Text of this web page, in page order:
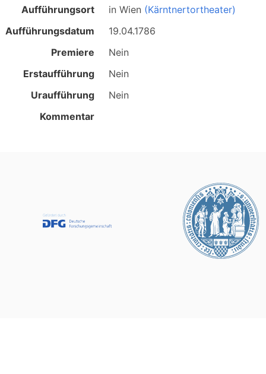
Aufführungsort
inWien (Kärntnertortheater)
Aufführungsdatum
19.04.1786
Premiere
Nein
Erstaufführung
Nein
Uraufführung
Nein
Kommentar